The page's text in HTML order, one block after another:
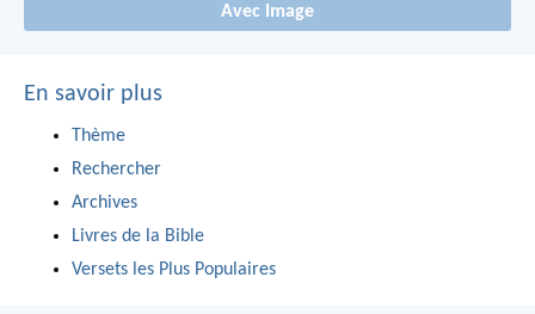
Avec Image
En savoir plus
Thème
Rechercher
Archives
Livres de la Bible
Versets les Plus Populaires